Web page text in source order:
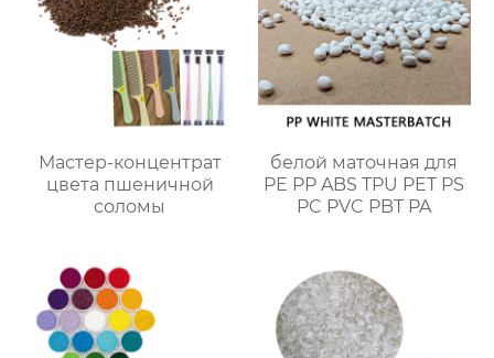
Мастер-концентрат
цвета пшеничной
соломы
белой маточная для
PE PP ABS TPU PET PS
PC PVC PBT PA